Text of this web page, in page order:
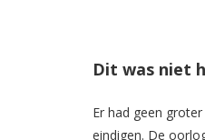
Dit was niet
Er had geen
eindigen. De